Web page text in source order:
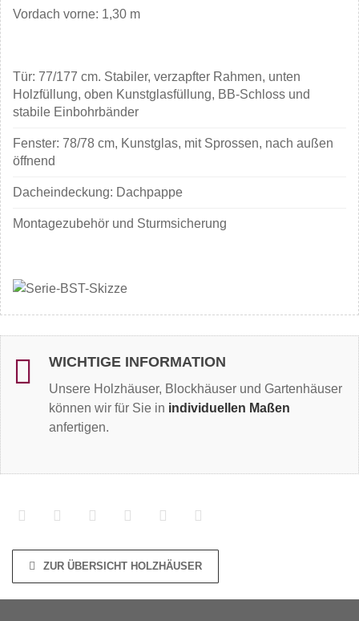
Vordach vorne: 1,30 m
Tür: 77/177 cm. Stabiler, verzapfter Rahmen, unten
Holzfüllung, oben Kunstglasfüllung, BB-Schloss und
stabile Einbohrbänder
Fenster: 78/78 cm, Kunstglas, mit Sprossen, nach außen
öffnend
Dacheindeckung: Dachpappe
Montagezubehör und Sturmsicherung
WICHTIGE INFORMATION
Unsere Holzhäuser, Blockhäuser und Gartenhäuser
können wir für Sie in individuellen Maßen
anfertigen.
ZUR ÜBERSICHT HOLZHÄUSER